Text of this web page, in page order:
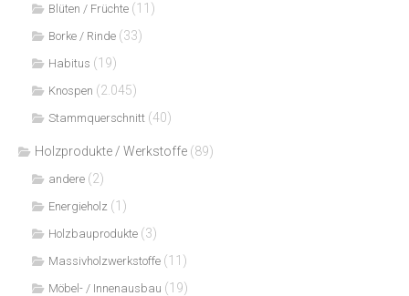
Blüten / Früchte (11)
Borke / Rinde (33)
Habitus (19)
Knospen (2.045)
Stammquerschnitt (40)
Holzprodukte / Werkstoffe (89)
andere (2)
Energieholz (1)
Holzbauprodukte (3)
Massivholzwerkstoffe (11)
Möbel- / Innenausbau (19)